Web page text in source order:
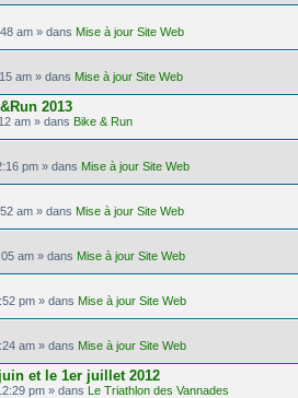
am » dans Mise à jour Site Web
am » dans Mise à jour Site Web
2013
am » dans Bike & Run
pm » dans Mise à jour Site Web
am » dans Mise à jour Site Web
am » dans Mise à jour Site Web
pm » dans Mise à jour Site Web
am » dans Mise à jour Site Web
et le 1er juillet 2012
pm » dans Le Triathlon des Vannades